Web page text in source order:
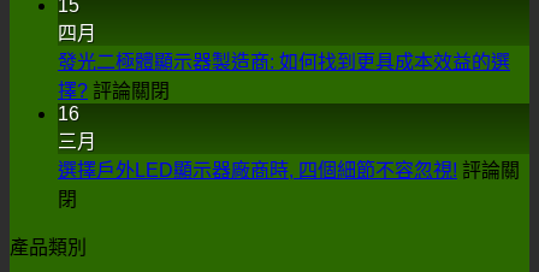
LED
對
15
四月
發光二極體顯示器製造商: 如何找到更具成本效益的選
擇? 評論關閉
二
16
三月
選擇戶外LED顯示器廠商時, 四個細節不容忽視! 評論關
閉
擇
產品類別